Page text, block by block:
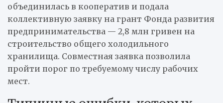
объединилась в кооператив и подала
коллективную заявку на грант Фонда развития
предпринимательства — 2,8 млн гривен на
строительство общего холодильного
хранилища. Совместная заявка позволила
пройти порог по требуемому числу рабочих
мест.